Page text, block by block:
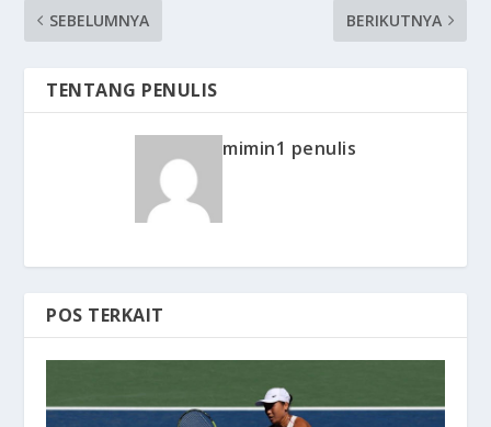
SEBELUMNYA
BERIKUTNYA
TENTANG PENULIS
mimin1 penulis
POS TERKAIT